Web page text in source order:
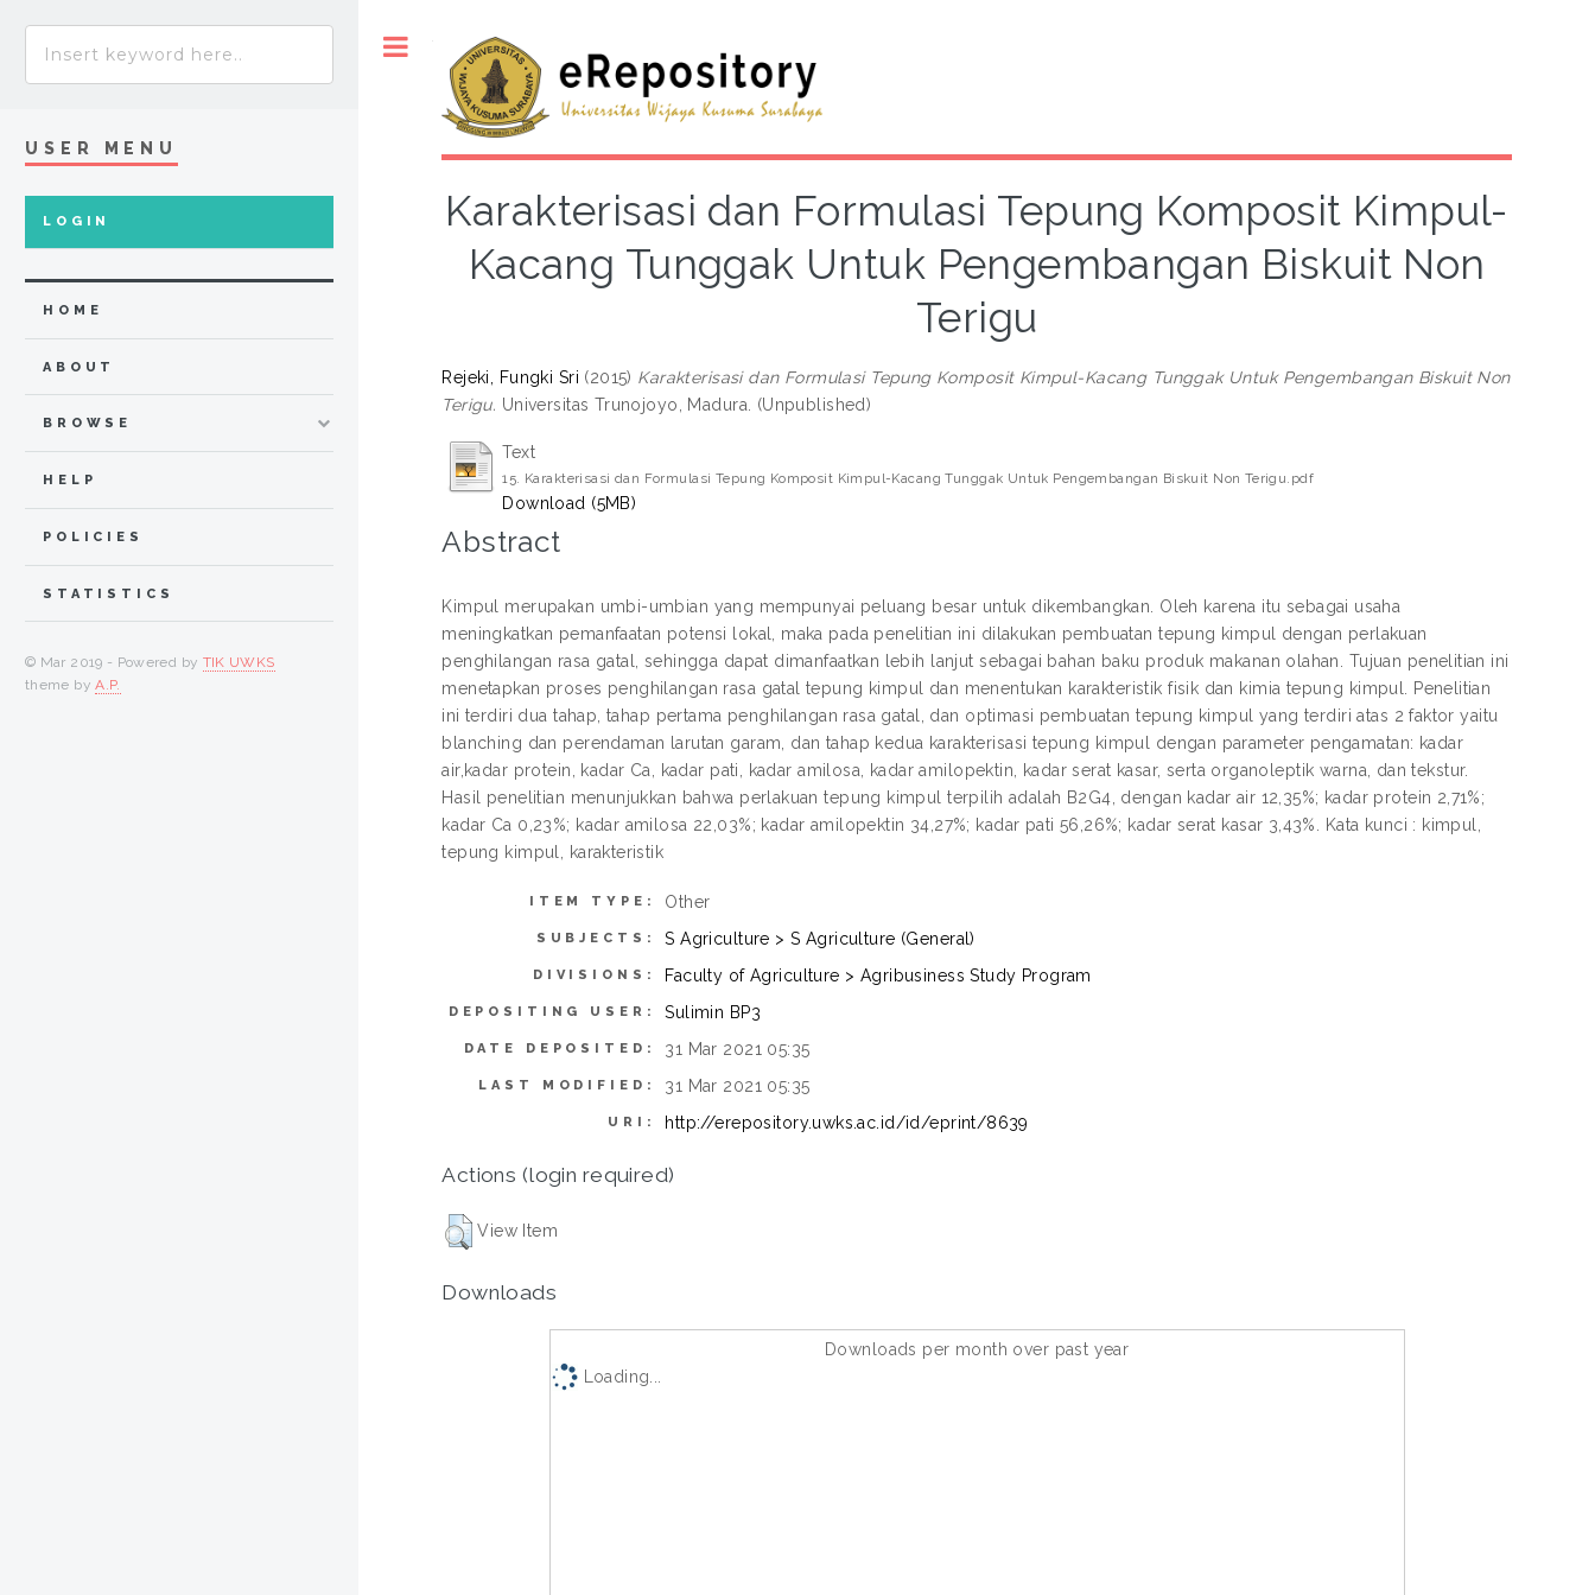
Karakterisasi dan Formulasi Tepung Komposit Kimpul-
Kacang Tunggak Untuk Pengembangan Biskuit Non
Terigu
Rejeki, Fungki Sri (2015) Karakterisasi dan Formulasi Tepung Komposit Kimpul-Kacang Tunggak Untuk Pengembangan Biskuit Non
Terigu. Universitas Trunojoyo, Madura. (Unpublished)
Text
15. Karakterisasi dan Formulasi Tepung Komposit Kimpul-Kacang Tunggak Untuk Pengembangan Biskuit Non Terigu.pdf
Download (5MB)
Abstract
Kimpul merupakan umbi-umbian yang mempunyai peluang besar untuk dikembangkan. Oleh karena itu sebagai usaha
meningkatkan pemanfaatan potensi lokal, maka pada penelitian ini dilakukan pembuatan tepung kimpul dengan perlakuan
penghilangan rasa gatal, sehingga dapat dimanfaatkan lebih lanjut sebagai bahan baku produk makanan olahan. Tujuan penelitian ini
menetapkan proses penghilangan rasa gatal tepung kimpul dan menentukan karakteristik fisik dan kimia tepung kimpul. Penelitian
ini terdiri dua tahap, tahap pertama penghilangan rasa gatal, dan optimasi pembuatan tepung kimpul yang terdiri atas 2 faktor yaitu
blanching dan perendaman larutan garam, dan tahap kedua karakterisasi tepung kimpul dengan parameter pengamatan: kadar
air,kadar protein, kadar Ca, kadar pati, kadar amilosa, kadar amilopektin, kadar serat kasar, serta organoleptik warna, dan tekstur.
Hasil penelitian menunjukkan bahwa perlakuan tepung kimpul terpilih adalah B2G4, dengan kadar air 12,35%; kadar protein 2,71%;
kadar Ca 0,23%; kadar amilosa 22,03%; kadar amilopektin 34,27%; kadar pati 56,26%; kadar serat kasar 3,43%. Kata kunci : kimpul,
tepung kimpul, karakteristik
ITEM TYPE: Other
SUBJECTS: S Agriculture > S Agriculture (General)
DIVISIONS: Faculty of Agriculture > Agribusiness Study Program
DEPOSITING USER: Sulimin BP3
DATE DEPOSITED: 31 Mar 2021 05:35
LAST MODIFIED: 31 Mar 2021 05:35
URI: http://erepository.uwks.ac.id/id/eprint/8639
Actions (login required)
View Item
Downloads
Downloads per month over past year
Loading...
USER MENU
LOGIN
HOME
ABOUT
BROWSE
HELP
POLICIES
STATISTICS
© Mar 2019 - Powered by TIK UWKS
theme byA.P.
Toggle